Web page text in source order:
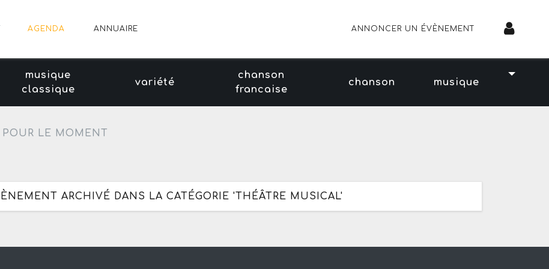
AGENDA ANNUAIRE ANNONCER UN ÉVÈNEMENT
musique
classique
variété
chanson
francaise
chanson musique
LE MOMENT
ARCHIVÉ DANS LA CATÉGORIE 'THÉÂTRE MUSICAL'